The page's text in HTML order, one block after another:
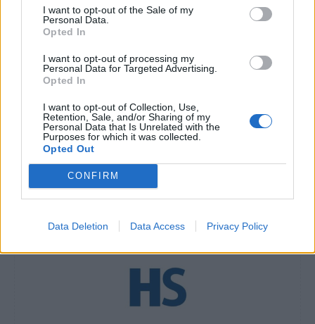
I want to opt-out of the Sale of my
Personal Data.
Opted In
I want to opt-out of processing my
Personal Data for Targeted Advertising.
Opted In
I want to opt-out of Collection, Use,
Retention, Sale, and/or Sharing of my
Personal Data that Is Unrelated with the
Purposes for which it was collected.
Opted Out
CONFIRM
Data Deletion Data Access Privacy Policy
Υπερτροφική μυοκαρδιοπάθεια: Νέα
ενημερωτική ιστοσελίδα από την Bristol Myers
Πάνω από 200 εργαζόμενοι της MSD Ελλάδος
υλοποίησαν 17 δράσεις προσφοράς, σε μία
μέρα
TAGS
Bristol Myers Squibb